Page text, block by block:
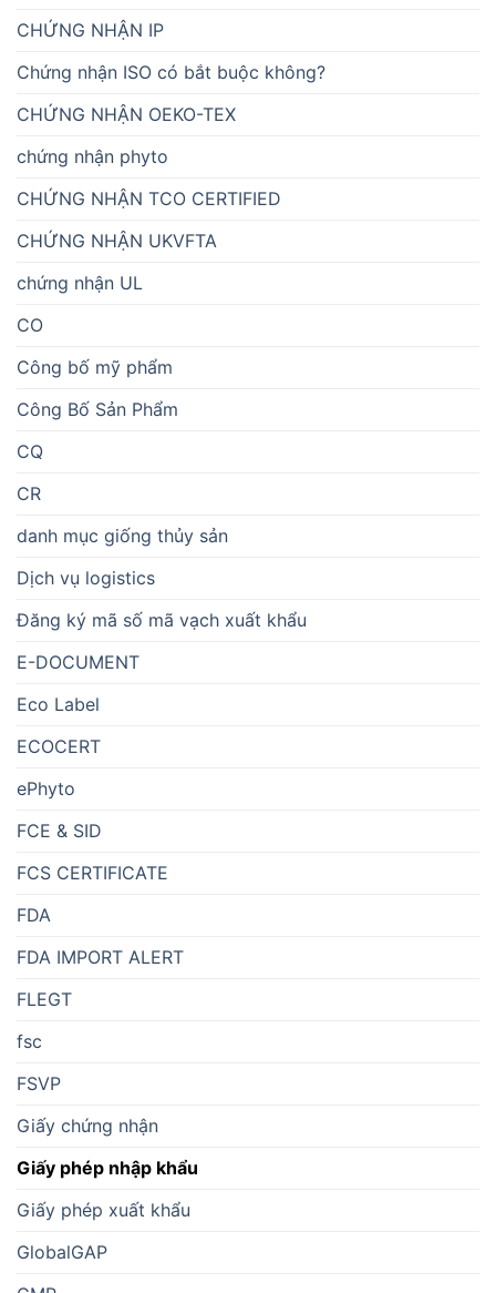
CHỨNG NHẬN IP
Chứng nhận ISO có bắt buộc không?
CHỨNG NHẬN OEKO-TEX
chứng nhận phyto
CHỨNG NHẬN TCO CERTIFIED
CHỨNG NHẬN UKVFTA
chứng nhận UL
CO
Công bố mỹ phẩm
Công Bố Sản Phẩm
CQ
CR
danh mục giống thủy sản
Dịch vụ logistics
Đăng ký mã số mã vạch xuất khẩu
E-DOCUMENT
Eco Label
ECOCERT
ePhyto
FCE & SID
FCS CERTIFICATE
FDA
FDA IMPORT ALERT
FLEGT
fsc
FSVP
Giấy chứng nhận
Giấy phép nhập khẩu
Giấy phép xuất khẩu
GlobalGAP